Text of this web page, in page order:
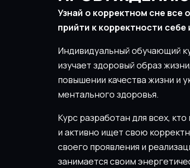
Узнай о корректном сне все
прийти к корректности
Индивидуальный обучающий
изучает здоровый образ
повышении качества жизни и
ментального здоровья.
Курс разработан для всех,
и активно ищет свою
своего проявления и
занимается своим